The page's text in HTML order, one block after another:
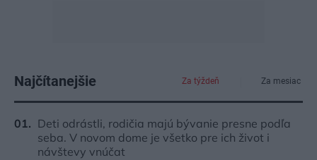
Najčítanejšie Za týždeň Za mesiac
Deti odrástli, rodičia majú bývanie presne podľa
seba. V novom dome je všetko pre ich život i
návštevy vnúčat